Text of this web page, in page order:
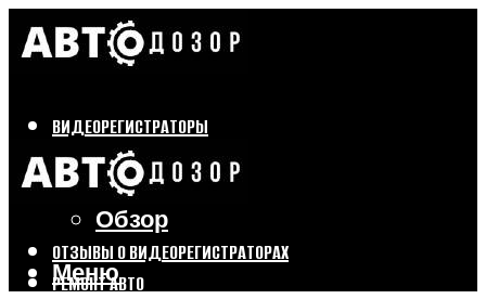
ВИДЕОРЕГИСТРАТОРЫ
Бренды
Выбор
Обзор
ОТЗЫВЫ О ВИДЕОРЕГИСТРАТОРАХ
РЕМОНТ АВТО
Меню